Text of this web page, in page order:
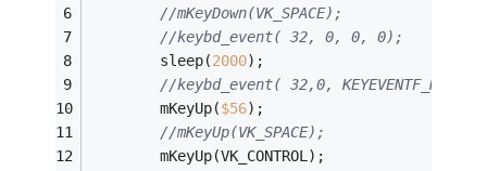
//mKeyDown(VK_SPACE);
//keybd_event( 32, 0, 0, 0);
        sleep(
2000);
//keybd_event( 32,0,
        mKeyUp(
$56);
//mKeyUp(VK_SPACE);
        mKeyUp(VK_CONTROL);